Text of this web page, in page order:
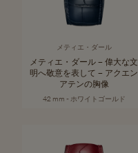
メティエ・ダール
メティエ・ダール – 偉大な文
明へ敬意を表して – アクエン
アテンの胸像
42 mm - ホワイトゴールド